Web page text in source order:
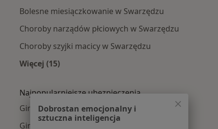
Bolesne miesiączkowanie w Swarzędzu
Choroby narządów płciowych w Swarzędzu
Choroby szyjki macicy w Swarzędzu
Więcej (15)
Najpopularniejsze ubezpieczenia
Ginekolodzy z PZU Zdrowie w Swarzędzu
Ginekolodzy z POLMED w Swarzędzu
Dobrostan emocjonalny i
sztuczna inteligencja